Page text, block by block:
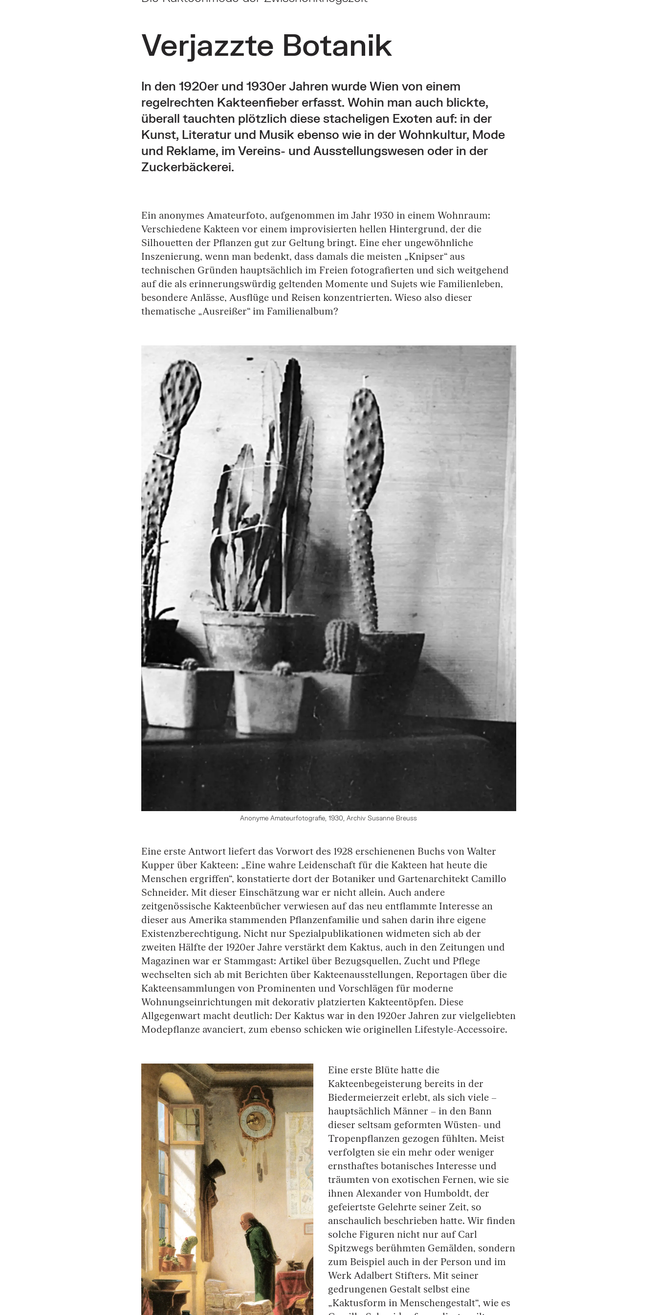
Verjazzte Botanik
In den 1920er und 1930er Jahren wurde Wien von einem
regelrechten Kakteenfieber erfasst. Wohin man auch blickte,
überall tauchten plötzlich diese stacheligen Exoten auf: in der
Kunst, Literatur und Musik ebenso wie in der Wohnkultur, Mode
und Reklame, im Vereins- und Ausstellungswesen oder in der
Zuckerbäckerei.
Ein anonymes Amateurfoto, aufgenommen im Jahr 1930 in einem Wohnraum:
Verschiedene Kakteen vor einem improvisierten hellen Hintergrund, der die
Silhouetten der Pflanzen gut zur Geltung bringt. Eine eher ungewöhnliche
Inszenierung, wenn man bedenkt, dass damals die meisten „Knipser“ aus
technischen Gründen hauptsächlich im Freien fotografierten und sich weitgehend
auf die als erinnerungswürdig geltenden Momente und Sujets wie Familienleben,
besondere Anlässe, Ausflüge und Reisen konzentrierten. Wieso also dieser
thematische „Ausreißer“ im Familienalbum?
Anonyme Amateurfotografie, 1930, Archiv Susanne Breuss
Eine erste Antwort liefert das Vorwort des 1928 erschienenen Buchs von Walter
Kupper über Kakteen: „Eine wahre Leidenschaft für die Kakteen hat heute die
Menschen ergriffen“, konstatierte dort der Botaniker und Gartenarchitekt Camillo
Schneider. Mit dieser Einschätzung war er nicht allein. Auch andere
zeitgenössische Kakteenbücher verwiesen auf das neu entflammte Interesse an
dieser aus Amerika stammenden Pflanzenfamilie und sahen darin ihre eigene
Existenzberechtigung. Nicht nur Spezialpublikationen widmeten sich ab der
zweiten Hälfte der 1920er Jahre verstärkt dem Kaktus, auch in den Zeitungen und
Magazinen war er Stammgast: Artikel über Bezugsquellen, Zucht und Pflege
wechselten sich ab mit Berichten über Kakteenausstellungen, Reportagen über die
Kakteensammlungen von Prominenten und Vorschlägen für moderne
Wohnungseinrichtungen mit dekorativ platzierten Kakteentöpfen. Diese
Allgegenwart macht deutlich: Der Kaktus war in den 1920er Jahren zur vielgeliebten
Modepflanze avanciert, zum ebenso schicken wie originellen Lifestyle-Accessoire.
Eine erste Blüte hatte die
Kakteenbegeisterung bereits in der
Biedermeierzeit erlebt, als sich viele –
hauptsächlich Männer – in den Bann
dieser seltsam geformten Wüsten- und
Tropenpflanzen gezogen fühlten. Meist
verfolgten sie ein mehr oder weniger
ernsthaftes botanisches Interesse und
träumten von exotischen Fernen, wie sie
ihnen Alexander von Humboldt, der
gefeiertste Gelehrte seiner Zeit, so
anschaulich beschrieben hatte. Wir finden
solche Figuren nicht nur auf Carl
Spitzwegs berühmten Gemälden, sondern
zum Beispiel auch in der Person und im
Werk Adalbert Stifters. Mit seiner
gedrungenen Gestalt selbst eine
„Kaktusform in Menschengestalt“, wie es